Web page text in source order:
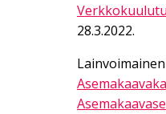
28.3.2022.